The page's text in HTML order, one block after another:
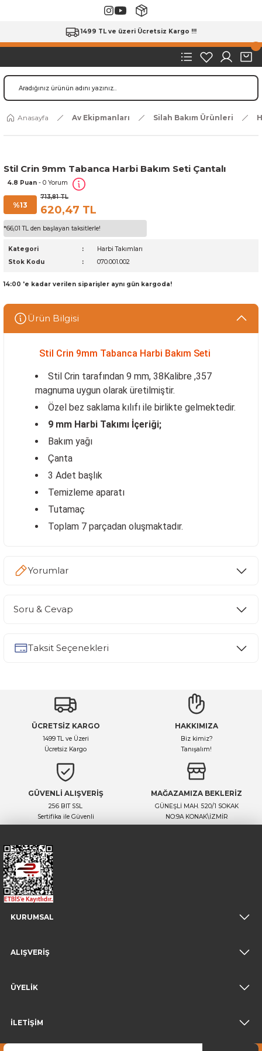
1499 TL ve üzeri Ücretsiz Kargo !!!
Anasayfa Av Ekipmanları Silah Bakım Ürünleri
Stil Crin 9mm Tabanca Harbi Bakım Seti Çantalı
4.8 Puan - 0 Yorum
%13
713,81 TL
620,47 TL
*66,01 TL den başlayan taksitlerle!
Kategori
Harbi Takımları
Stok Kodu
070.001.002
14:00 'e kadar verilen siparişler aynı gün kargoda!
Ürün Bilgisi
Stil Crin 9mm Tabanca Harbi Bakım Seti
Stil Crin tarafından 9 mm, 38Kalibre ,357
magnuma uygun olarak üretilmiştir.
Özel bez saklama kılıfı ile birlikte gelmektedir.
9 mm Harbi Takımı İçeriği;
Bakım yağı
Çanta
3 Adet başlık
Temizleme aparatı
Tutamaç
Toplam 7 parçadan oluşmaktadır.
Yorumlar
Soru & Cevap
Taksit Seçenekleri
ÜCRETSİZ KARGO
1499 TL ve Üzeri
Ücretsiz Kargo
HAKKIMIZA
Biz kimiz?
Tanışalım!
GÜVENLİ ALIŞVERİŞ
256 BIT SSL
Sertifika ile Güvenli
MAĞAZAMIZA BEKLERİZ
GÜNEŞLİ MAH. 520/1 SOKAK
NO:9A KONAK\İZMİR
KURUMSAL
ALIŞVERİŞ
ÜYELİK
İLETİŞİM